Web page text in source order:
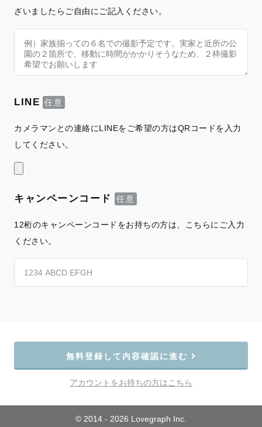
ざいましたらご自由にご記入ください。
LINE
カメラマンとの連絡にLINEをご希望の方はQRコードを入力
してください。
キャンペーンコード
12桁のキャンペーンコードをお持ちの方は、こちらにご入力
ください。
無料登録して内容確認に進む
アカウントをお持ちの方はこちら
© 2014 - 2026 Lovegraph Inc.